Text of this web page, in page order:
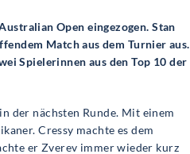
Open eingezogen. Stan
Match aus dem Turnier aus.
Spielerinnen aus den Top 10 der
der nächsten Runde. Mit einem
Cressy machte es dem
er Zverev immer wieder kurz